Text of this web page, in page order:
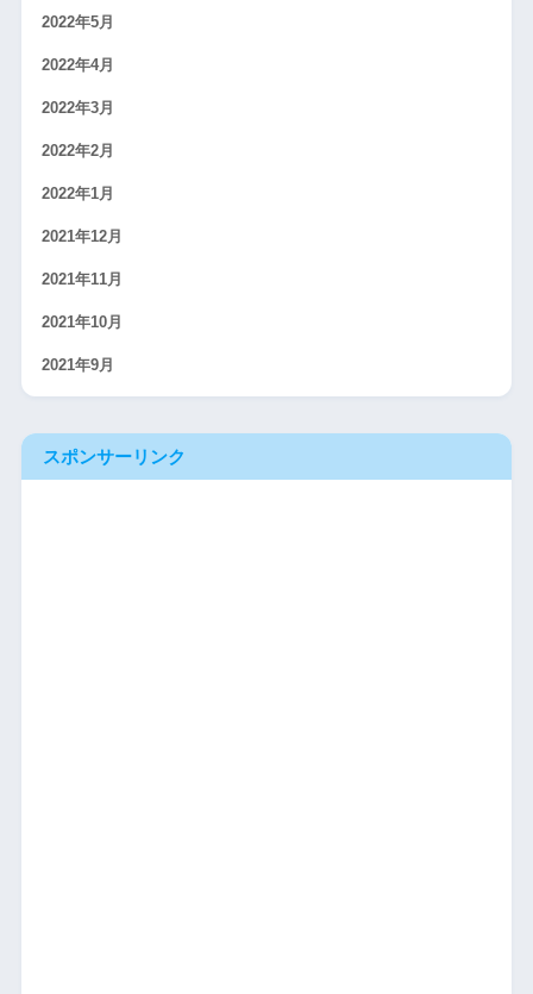
2022年5月
2022年4月
2022年3月
2022年2月
2022年1月
2021年12月
2021年11月
2021年10月
2021年9月
スポンサーリンク